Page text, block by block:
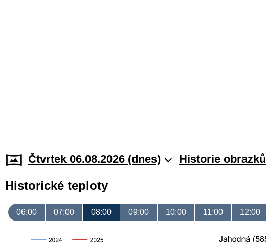
Čtvrtek 06.08.2026 (dnes) Historie obrazků
Historické teploty
06:00 07:00 08:00 09:00 10:00 11:00 12:00